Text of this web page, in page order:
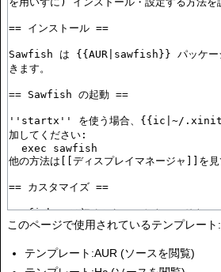
このページで使用されているテンプレート:
テンプレート:AUR (ソースを閲覧)